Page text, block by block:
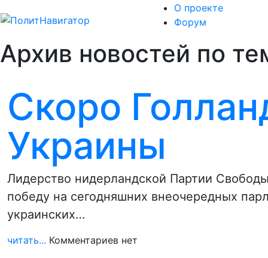
О проекте
Форум
Архив новостей по
Скоро
Украины
Лидерство нидерландской Партии
победу на сегодняшних внеочередных
украинских…
читать... Комментариев нет